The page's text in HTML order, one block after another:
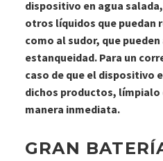
dispositivo en agua
otros líquidos que puedan
como al sudor, que
estanqueidad. Para un
caso de que el dispositivo
dichos productos, límpialo
manera inmediata.
GRAN